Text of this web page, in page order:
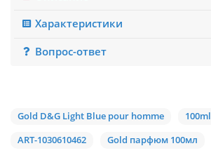
Характеристики
Вопрос-ответ
Gold D&G Light Blue pour homme
100ml
ART-1030610462
Gold парфюм 100мл